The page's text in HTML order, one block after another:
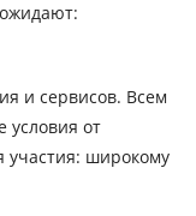
и сервисов. Всем
условия от
участия: широкому